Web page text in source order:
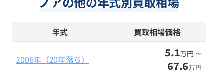
年式 買取相場価格
2006年（20年落ち） 5.1万円 〜
67.6万円